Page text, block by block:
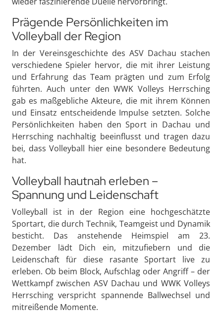
Prägende Persönlichkeiten im
Volleyball der Region
In der Vereinsgeschichte des ASV Dachau stachen
verschiedene Spieler hervor, die mit ihrer Leistung
und Erfahrung das Team prägten und zum Erfolg
führten. Auch unter den WWK Volleys Herrsching
gab es maßgebliche Akteure, die mit ihrem Können
und Einsatz entscheidende Impulse setzten. Solche
Persönlichkeiten haben den Sport in Dachau und
Herrsching nachhaltig beeinflusst und tragen dazu
bei, dass Volleyball hier eine besondere Bedeutung
hat.
Volleyball hautnah erleben –
Spannung und Leidenschaft
Volleyball ist in der Region eine hochgeschätzte
Sportart, die durch Technik, Teamgeist und Dynamik
besticht. Das anstehende Heimspiel am 23.
Dezember lädt Dich ein, mitzufiebern und die
Leidenschaft für diese rasante Sportart live zu
erleben. Ob beim Block, Aufschlag oder Angriff – der
Wettkampf zwischen ASV Dachau und WWK Volleys
Herrsching verspricht spannende Ballwechsel und
mitreißende Momente.